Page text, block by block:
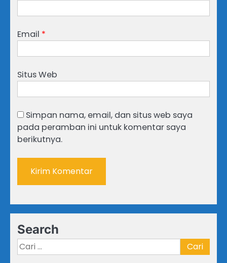
Email *
Situs Web
Simpan nama, email, dan situs web saya
pada peramban ini untuk komentar saya
berikutnya.
Search
Cari
untuk: